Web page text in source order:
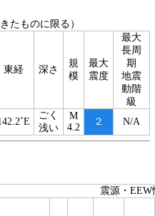
たものに限る）
東経 深さ
規
模
最大
震度
最大
長周
期
地震
動階
級
ごく
浅い
M
4.2
２ N/A
震源・EEW